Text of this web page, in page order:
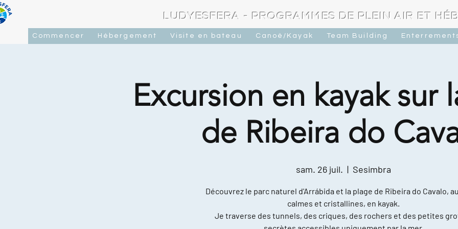
LUDYESFERA - PROGRAMMES DE PLEIN AIR ET
Commencer Hébergement Visite en bateau Canoë/Kayak Team Building
Excursion en kayak sur
de Ribeira do
sam. 26 juil.
  |
Sesimbra
Découvrez le parc naturel d'Arrábida et la plage de Ribeira do Cavalo,
calmes et cristallines, en kayak.
Je traverse des tunnels, des criques, des rochers et des petites